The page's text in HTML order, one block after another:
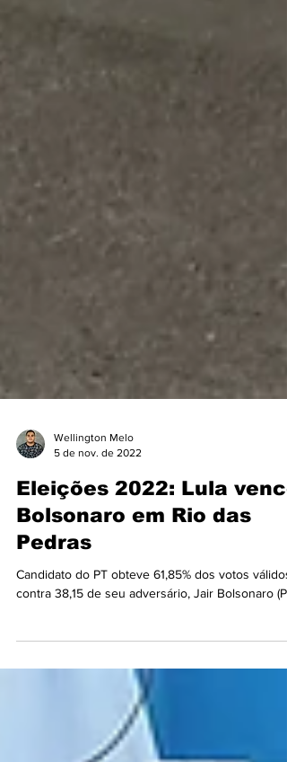
Wellington Melo
5 de nov. de 2022
Eleições 2022: Lula
Bolsonaro em Rio das
Pedras
Candidato do PT obteve 61,85% dos votos válidos,